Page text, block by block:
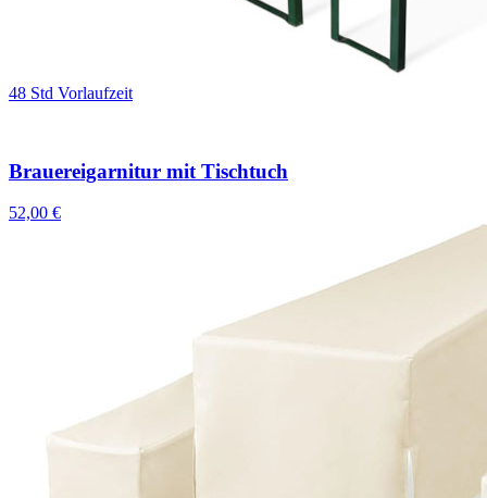
48 Std Vorlaufzeit
Brauereigarnitur mit Tischtuch
52,00 €